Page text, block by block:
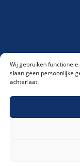
Wij gebruiken functionele
slaan geen persoonlijke
achterlaat.
Meld je